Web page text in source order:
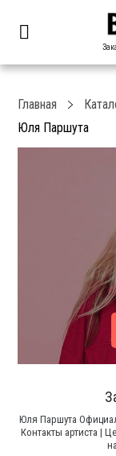
Главная
Юля Паршута
Юля Паршута
Контакты артиста |